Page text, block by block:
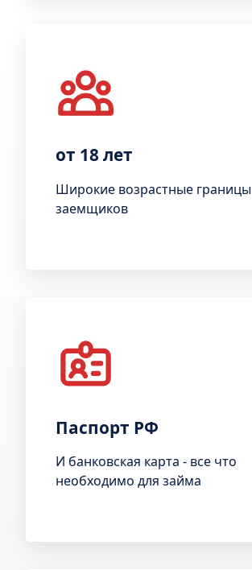
от 18 лет
Широкие возрастные границы
заемщиков
Паспорт РФ
И банковская карта - все что
необходимо для займа